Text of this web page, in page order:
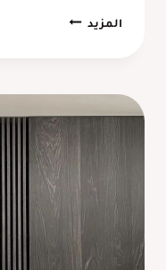
المزيد ديكور
ت:
0569910742
شبيه
الرخام
للجدران